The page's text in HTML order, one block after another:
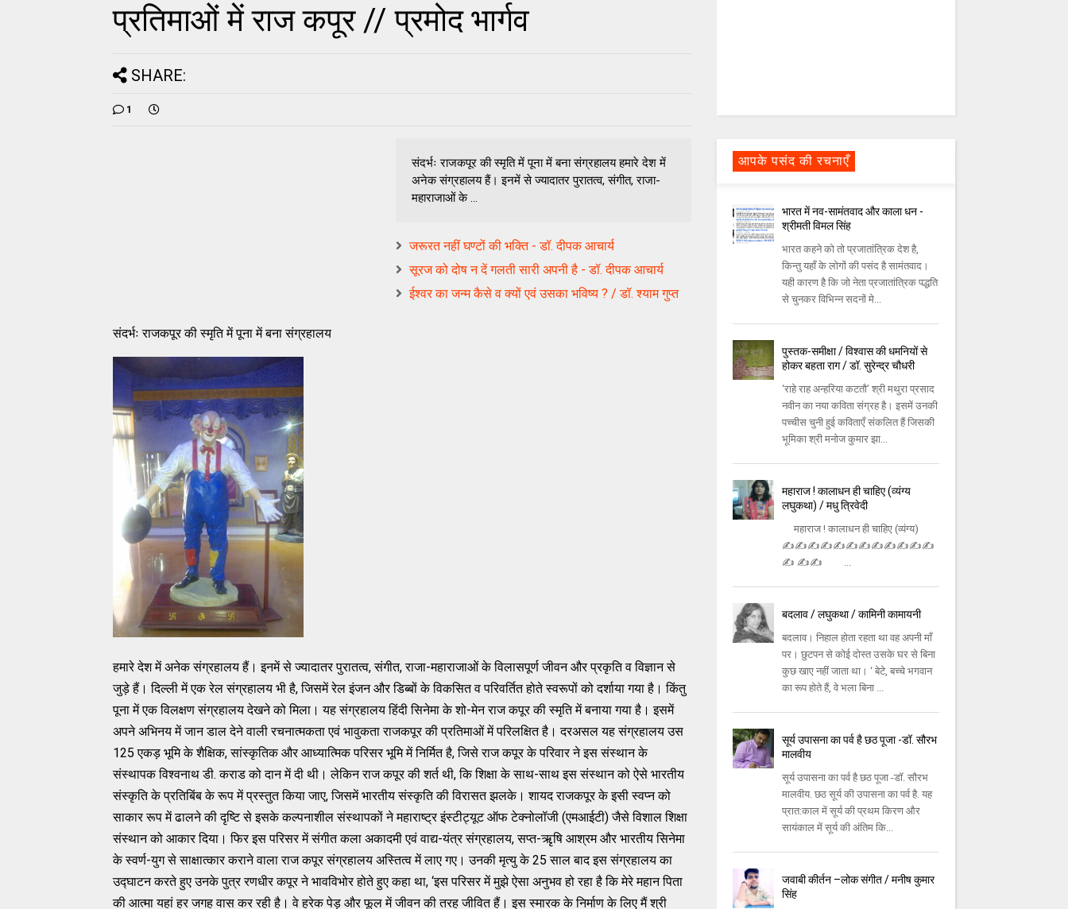
प्रतिमाओं में राज कपूर // प्रमोद भार्गव
SHARE:
1
संदर्भः राजकपूर की स्मृति में पूना में बना संग्रहालय हमारे देश में
अनेक संग्रहालय हैं। इनमें से ज्यादातर पुरातत्व, संगीत, राजा-
महाराजाओं के ...
जरूरत नहीं घण्टों की भक्ति - डॉ. दीपक आचार्य
सूरज को दोष न दें गलती सारी अपनी है - डॉ. दीपक आचार्य
ईश्वर का जन्म कैसे व क्यों एवं उसका भविष्य ? / डॉ. श्याम गुप्त
संदर्भः राजकपूर की स्मृति में पूना में बना संग्रहालय
हमारे देश में अनेक संग्रहालय हैं। इनमें से ज्यादातर पुरातत्व, संगीत, राजा-महाराजाओं के विलासपूर्ण जीवन और प्रकृति व विज्ञान से
जुड़े हैं। दिल्ली में एक रेल संग्रहालय भी है, जिसमें रेल इंजन और डिब्बों के विकसित व परिवर्तित होते स्वरूपों को दर्शाया गया है। किंतु
पूना में एक विलक्षण संग्रहालय देखने को मिला। यह संग्रहालय हिंदी सिनेमा के शो-मेन राज कपूर की स्मृति में बनाया गया है। इसमें
अपने अभिनय में जान डाल देने वाली रचनात्मकता एवं भावुकता राजकपूर की प्रतिमाओं में परिलक्षित है। दरअसल यह संग्रहालय उस
125 एकड़ भूमि के शैक्षिक, सांस्कृतिक और आध्यात्मिक परिसर भूमि में निर्मित है, जिसे राज कपूर के परिवार ने इस संस्थान के
संस्थापक विश्वनाथ डी. कराड को दान में दी थी। लेकिन राज कपूर की शर्त थी, कि शिक्षा के साथ-साथ इस संस्थान को ऐसे भारतीय
संस्कृति के प्रतिबिंब के रूप में प्रस्तुत किया जाए, जिसमें भारतीय संस्कृति की विरासत झलके। शायद राजकपूर के इसी स्वप्न को
साकार रूप में ढालने की दृष्टि से इसके कल्पनाशील संस्थापकों ने महाराष्ट्र इंस्टीट्यूट ऑफ टेक्नोलॉजी (एमआईटी) जैसे विशाल शिक्षा
संस्थान को आकार दिया। फिर इस परिसर में संगीत कला अकादमी एवं वाद्य-यंत्र संग्रहालय, सप्त-ऋृषि आश्रम और भारतीय सिनेमा
के स्वर्ण-युग से साक्षात्कार कराने वाला राज कपूर संग्रहालय अस्तित्व में लाए गए। उनकी मृत्यु के 25 साल बाद इस संग्रहालय का
उद्घाटन करते हुए उनके पुत्र रणधीर कपूर ने भावविभोर होते हुए कहा था, ‘इस परिसर में मुझे ऐसा अनुभव हो रहा है कि मेरे महान पिता
की आत्मा यहां हर जगह वास कर रही है। वे हरेक पेड़ और फूल में जीवन की तरह जीवित हैं। इस स्मारक के निर्माण के लिए मैं श्री
आपके पसंद की रचनाएँ
भारत में नव-सामंतवाद और काला धन -
श्रीमती विमल सिंह
भारत कहने को तो प्रजातांत्रिक देश है,
किन्तु यहाँ के लोगों की पसंद है सामंतवाद।
यही कारण है कि जो नेता प्रजातांत्रिक पद्धति
से चुनकर विभिन्न सदनों मे...
पुस्तक-समीक्षा / विश्वास की धमनियों से
होकर बहता राग / डॉ. सुरेन्द्र चौधरी
‘राहे राह अन्हरिया कटतौ’ श्री मथुरा प्रसाद
नवीन का नया कविता संग्रह है। इसमें उनकी
पच्चीस चुनी हुई कविताएँ संकलित हैं जिसकी
भूमिका श्री मनोज कुमार झा...
महाराज ! कालाधन ही चाहिए (व्यंग्य
लघुकथा) / मधु त्रिवेदी
महाराज ! कालाधन ही चाहिए (व्यंग्य)
✍✍✍✍✍✍✍✍✍✍✍✍
✍ ✍✍ ...
बदलाव / लघुकथा / कामिनी कामायनी
बदलाव। निहाल होता रहता था वह अपनी माँ
पर। छुटपन से कोई दोस्त उसके घर से बिना
कुछ खाए नहीं जाता था। ‘ बेटे, बच्चे भगवान
का रूप होते हैं, वे भला बिना ...
सूर्य उपासना का पर्व है छठ पूजा -डॉ. सौरभ
मालवीय
सूर्य उपासना का पर्व है छठ पूजा -डॉ. सौरभ
मालवीय. छठ सूर्य की उपासना का पर्व है. यह
प्रात:काल में सूर्य की प्रथम किरण और
सायंकाल में सूर्य की अंतिम कि...
जवाबी कीर्तन –लोक संगीत / मनीष कुमार
सिंह